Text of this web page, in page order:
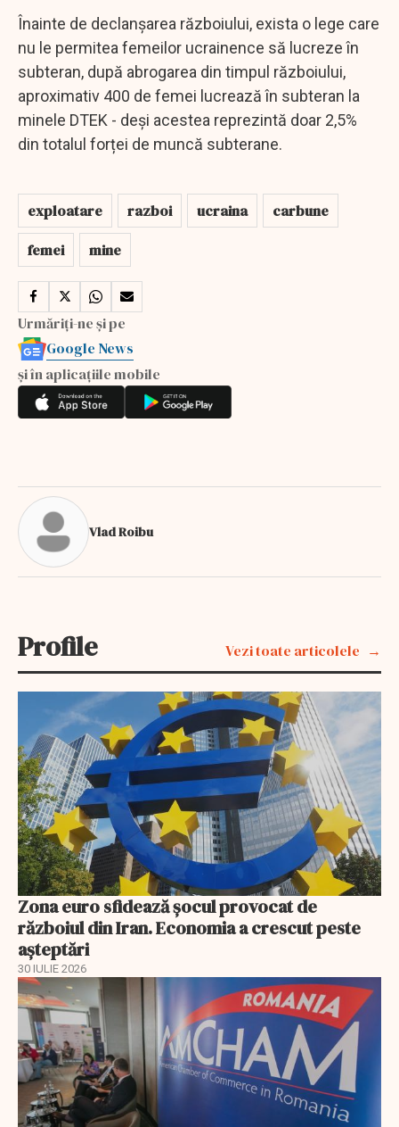
Înainte de declanșarea războiului, exista o lege care
nu le permitea femeilor ucrainence să lucreze în
subteran, după abrogarea din timpul războiului,
aproximativ 400 de femei lucrează în subteran la
minele DTEK - deși acestea reprezintă doar 2,5%
din totalul forței de muncă subterane.
exploatare razboi ucraina
carbune
femei
mine
Urmăriți-ne și pe
Google News
și în aplicațiile mobile
Vlad Roibu
Profile Vezi toate articolele
Zona euro sfidează șocul provocat de
războiul din Iran. Economia a crescut peste
așteptări
30 IULIE 2026